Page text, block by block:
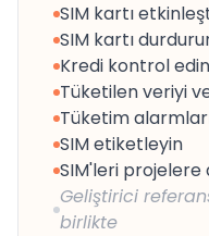
SIM kartı
SIM kartı
Kredi kontrol edin
Tüketilen veriyi
Tüketim
SIM etiketleyin
SIM'leri projelere
Geliştirici
birlikte